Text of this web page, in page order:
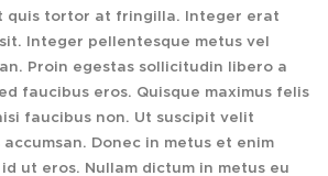
quis tortor at fringilla. Integer erat
Integer pellentesque metus vel
Proin egestas sollicitudin libero a
faucibus eros. Quisque maximus felis
faucibus non. Ut suscipit velit
Donec in metus et enim
ut eros. Nullam dictum in metus eu